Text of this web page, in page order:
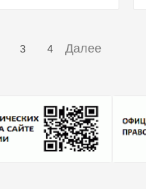
3 4 Далее